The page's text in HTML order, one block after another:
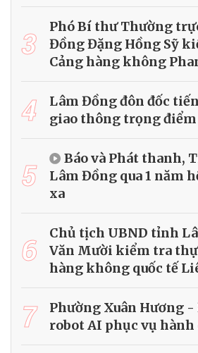
3
Phó Bí thư Thường
Đồng Đặng Hồng Sỹ
Cảng hàng không
4
Lâm Đồng đôn đốc
giao thông trọng điểm
5
Báo và Phát thanh,
Lâm Đồng qua 1 năm
xa
6
Chủ tịch UBND tỉnh
Văn Mười kiểm tra
hàng không quốc tế
7
Phường Xuân Hương -
robot AI phục vụ